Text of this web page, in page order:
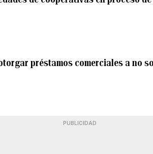
préstamos comerciales a no
PUBLICIDAD